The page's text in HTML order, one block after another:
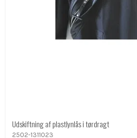
Udskiftning af plastlynlås i tørdragt
2502-1311023